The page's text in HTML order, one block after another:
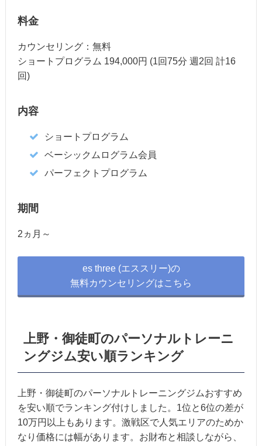
料金
カウンセリング：無料
ショートプログラム 194,000円 (1回75分 週2回 計16
回)
内容
ショートプログラム
ベーシックムログラム会員
パーフェクトプログラム
期間
2ヵ月～
es three (エススリー)の
無料カウンセリングはこちら
上野・御徒町のパーソナルトレーニ
ングジム安い順ランキング
上野・御徒町のパーソナルトレーニングジムおすすめ
を安い順でランキング付けしました。1位と6位の差が
10万円以上もあります。激戦区で人気エリアのためか
なり価格には幅があります。お財布と相談しながら、